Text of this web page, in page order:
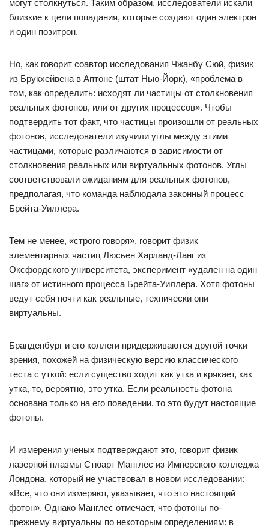
могут столкнуться. Таким образом, исследователи искали
близкие к цели попадания, которые создают один электрон
и один позитрон.
Но, как говорит соавтор исследования Чжанбу Сюй, физик
из Брукхейвена в Аптоне (штат Нью-Йорк), «проблема в
том, как определить: исходят ли частицы от столкновения
реальных фотонов, или от других процессов». Чтобы
подтвердить тот факт, что частицы произошли от реальных
фотонов, исследователи изучили углы между этими
частицами, которые различаются в зависимости от
столкновения реальных или виртуальных фотонов. Углы
соответствовали ожиданиям для реальных фотонов,
предполагая, что команда наблюдала законный процесс
Брейта-Уиллера.
Тем не менее, «строго говоря», говорит физик
элементарных частиц Люсьен Харланд-Ланг из
Оксфордского университета, эксперимент «удален на один
шаг» от истинного процесса Брейта-Уиллера. Хотя фотоны
ведут себя почти как реальные, технически они
виртуальны.
Бранденбург и его коллеги придерживаются другой точки
зрения, похожей на физическую версию классического
теста с уткой: если существо ходит как утка и крякает, как
утка, то, вероятно, это утка. Если реальность фотона
основана только на его поведении, то это будут настоящие
фотоны.
И измерения ученых подтверждают это, говорит физик
лазерной плазмы Стюарт Манглес из Имперского колледжа
Лондона, который не участвовал в новом исследовании:
«Все, что они измеряют, указывает, что это настоящий
фотон». Однако Манглес отмечает, что фотоны по-
прежнему виртуальны по некоторым определениям: в